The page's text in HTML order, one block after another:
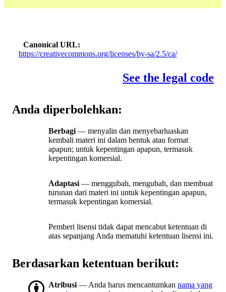
Canonical URL
https://creativecommons.org/licenses/by-sa/2.5/ca/
See the legal code
Anda diperbolehkan:
Berbagi — menyalin dan menyebarluaskan
kembali materi ini dalam bentuk atau format
apapun; untuk kepentingan apapun, termasuk
kepentingan komersial.
Adaptasi — menggubah, mengubah, dan membuat
turunan dari materi ini untuk kepentingan apapun,
termasuk kepentingan komersial.
Pemberi lisensi tidak dapat mencabut ketentuan di
atas sepanjang Anda mematuhi ketentuan lisensi ini.
Berdasarkan ketentuan berikut:
Atribusi — Anda harus mencantumkan nama yang